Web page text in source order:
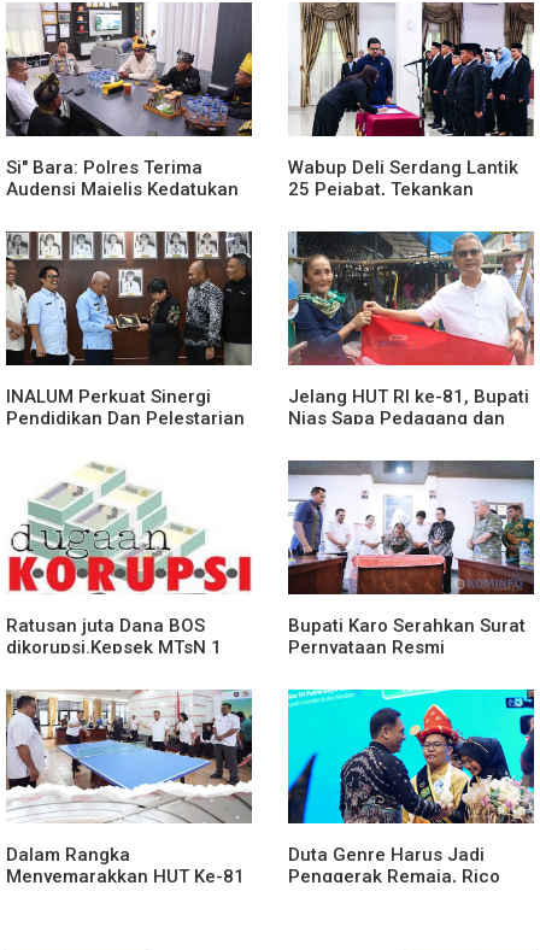
Si" Bara: Polres Terima
Audensi Majelis Kedatukan
Wabup Deli Serdang Lantik
25 Pejabat, Tekankan
Cepat dan Humanis
INALUM Perkuat Sinergi
Pendidikan Dan Pelestarian
PemprovSu
Jelang HUT RI ke-81, Bupati
Nias Sapa Pedagang dan
Putih
Ratusan juta Dana BOS
dikorupsi.Kepsek MTsN 1
Bupati Karo Serahkan Surat
Pernyataan Resmi
Kabanjahe
Dalam Rangka
Menyemarakkan HUT Ke-81
Duta Genre Harus Jadi
Penggerak Remaja, Rico